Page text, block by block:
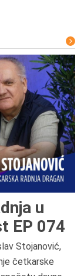
u
EP 074
Stojanović,
četkarske